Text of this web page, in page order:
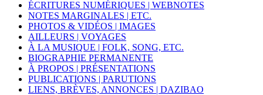
ÉCRITURES NUMÉRIQUES | WEBNOTES
NOTES MARGINALES | ETC.
PHOTOS & VIDÉOS | IMAGES
AILLEURS | VOYAGES
À LA MUSIQUE | FOLK, SONG, ETC.
BIOGRAPHIE PERMANENTE
À PROPOS | PRÉSENTATIONS
PUBLICATIONS | PARUTIONS
LIENS, BRÈVES, ANNONCES | DAZIBAO